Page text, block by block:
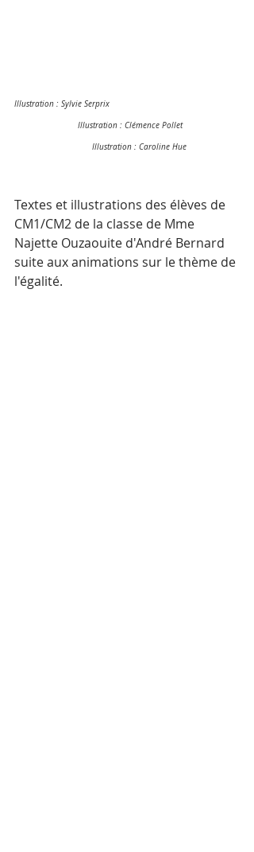
	     	      Illustration : Caroline Hue
Textes et illustrations des élèves de
CM1/CM2 de la classe de Mme
Najette Ouzaouite d'André Bernard
suite aux animations sur le thème de
l'égalité.